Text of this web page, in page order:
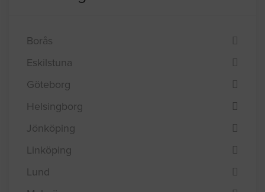
Efterfråga offert i
Borås
Eskilstuna
Göteborg
Helsingborg
Jönköping